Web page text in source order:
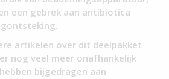
een gebrek aan antibiotica
artikelen over dit deelpakket
nog veel meer onafhankelijk
bijgedragen aan